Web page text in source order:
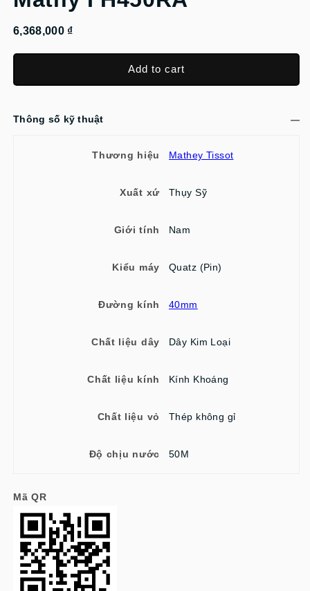
6,368,000 ₫
Add to cart
Thông số kỹ thuật
Thương hiệu Mathey Tissot
Xuất xứ Thụy Sỹ
Giới tính Nam
Kiểu máy Quatz (Pin)
Đường kính 40mm
Chất liệu dây Dây Kim Loại
Chất liệu kính Kính Khoáng
Chất liệu vỏ Thép không gỉ
Độ chịu nước 50M
Mã QR